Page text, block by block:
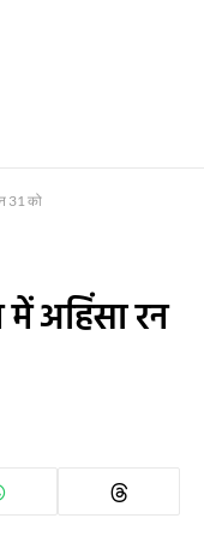
31 को
में अहिंसा रन